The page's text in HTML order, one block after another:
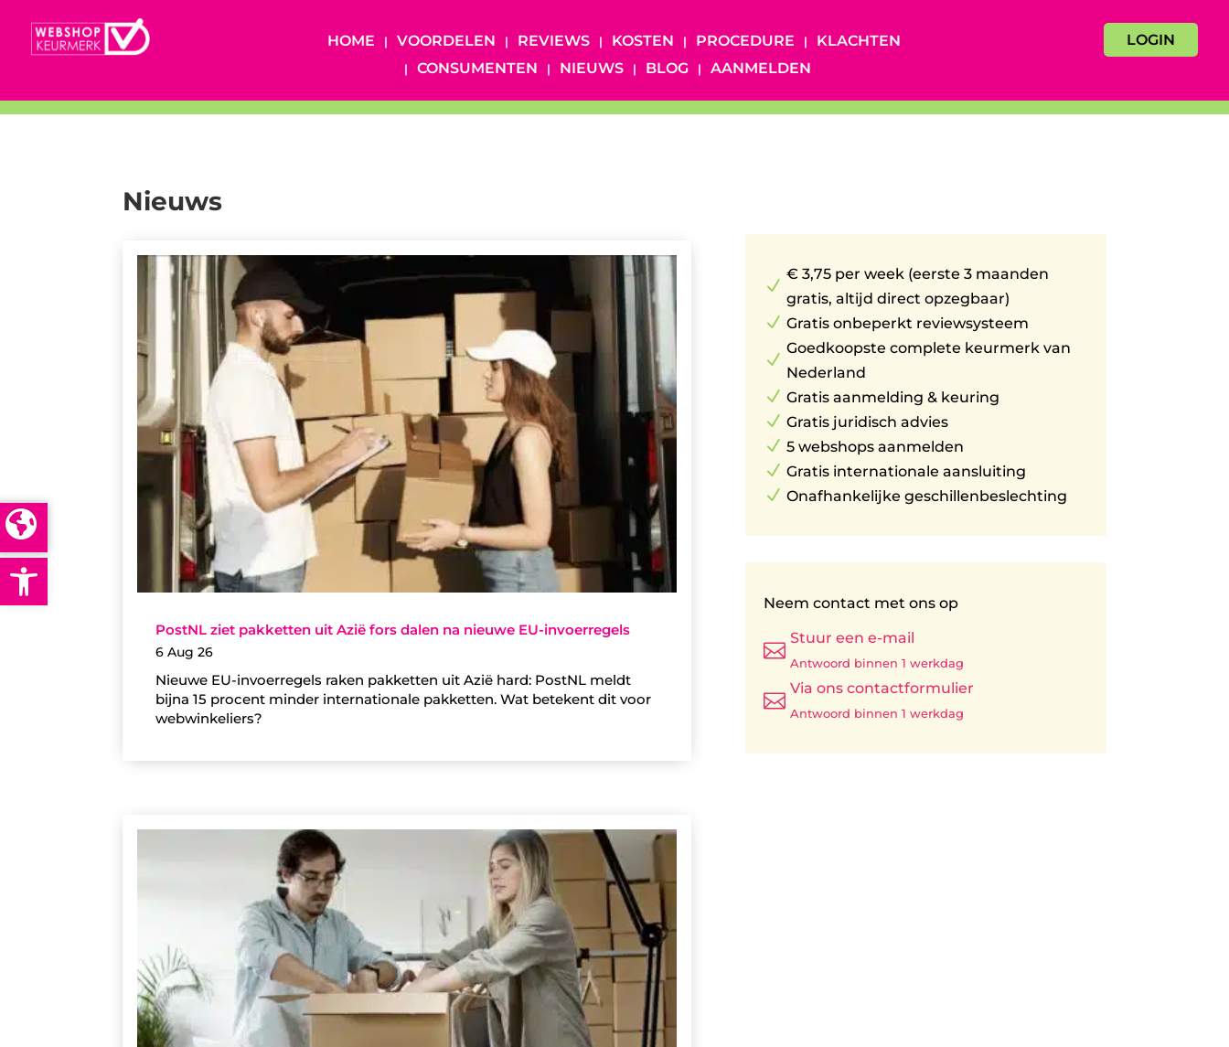
Open toolbar
HOME VOORDELEN REVIEWS KOSTEN PROCEDURE
KLACHTEN
CONSUMENTEN
NIEUWS BLOG AANMELDEN
LOGIN
Nieuws
PostNL ziet pakketten uit Azië fors dalen na nieuwe EU-invoerregels
6 Aug 26
Nieuwe EU-invoerregels raken pakketten uit Azië hard: PostNL meldt
bijna 15 procent minder internationale pakketten. Wat betekent dit voor
webwinkeliers?
N
€ 3,75 per week (eerste 3 maanden
gratis, altijd direct opzegbaar)
N Gratis onbeperkt reviewsysteem
N
Goedkoopste complete keurmerk van
Nederland
N Gratis aanmelding & keuring
N Gratis juridisch advies
N 5 webshops aanmelden
N Gratis internationale aansluiting
N Onafhankelijke geschillenbeslechting
Neem contact met ons op

Stuur een e-mail
Antwoord binnen 1 werkdag

Via ons contactformulier
Antwoord binnen 1 werkdag